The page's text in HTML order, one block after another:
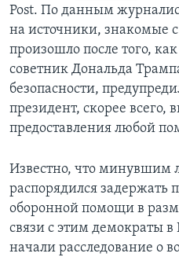
Post. По данным
на источники, знакомые
произошло после того,
советник Дональда
безопасности,
президент, скорее всего,
предоставления любой
Известно, что минувшим
распорядился задержать
оборонной помощи в
связи с этим демократы в
начали расследование о